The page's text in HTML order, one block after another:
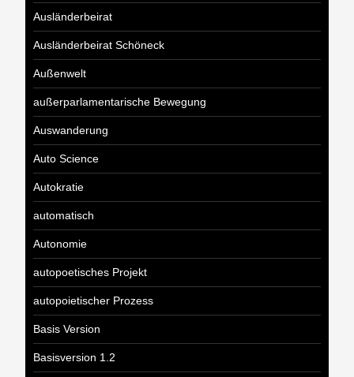
Ausländerbeirat
Ausländerbeirat Schöneck
Außenwelt
außerparlamentarische Bewegung
Auswanderung
Auto Science
Autokratie
automatisch
Autonomie
autopoetisches Projekt
autopoietischer Prozess
Basis Version
Basisversion 1.2